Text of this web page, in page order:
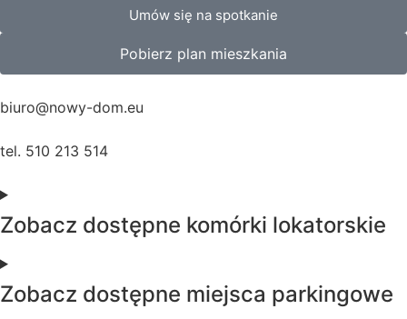
Umów się na spotkanie
Pobierz plan mieszkania
biuro@nowy-dom.eu
tel. 510 213 514
Zobacz dostępne komórki lokatorskie
Zobacz dostępne miejsca parkingowe